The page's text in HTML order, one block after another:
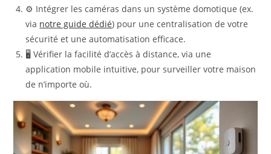
⚙️ Intégrer les caméras dans un système domotique (ex.
via notre guide dédié) pour une centralisation de votre
sécurité et une automatisation efficace.
🖥️ Vérifier la facilité d’accès à distance, via une
application mobile intuitive, pour surveiller votre maison
de n’importe où.